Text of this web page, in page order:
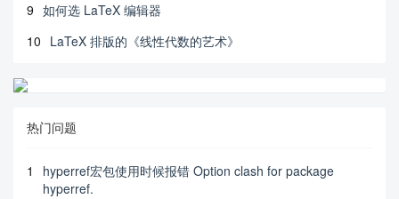
9 如何选 LaTeX 编辑器
10 LaTeX 排版的《线性代数的艺术》
热门问题
1
hyperref宏包使用时候报错 Option clash for package
hyperref.